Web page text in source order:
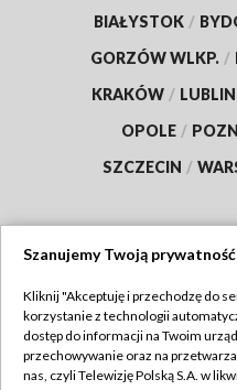
BIAŁYSTOK /
GORZÓW WLKP. /
KRAKÓW / LUBLIN
OPOLE /
SZCZECIN /
Abonament TVP
Szanujemy Twoją prywatność
Kliknij "Akceptuję i przechodzę do
korzystanie z technologii
dostęp do informacji na Twoim
przechowywanie oraz na
nas, czyli Telewizję Polską S.A. w